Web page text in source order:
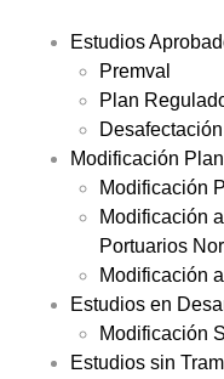
Estudios
Premval
Plan
Modificación
Modificación
Modificación
Portuarios
Modificación
Estudios en
Modificación
Estudios sin